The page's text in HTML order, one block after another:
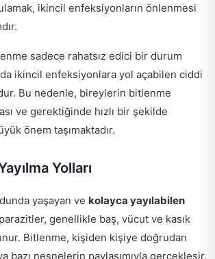
ikincil enfeksiyonların önlenmesi
sadece rahatsız edici bir durum
ikincil enfeksiyonlara yol açabilen ciddi
Bu nedenle, bireylerin bitlenme
ve gerektiğinde hızlı bir şekilde
önem taşımaktadır.
Yolları
yaşayan ve kolayca yayılabilen
genellikle baş, vücut ve kasık
Bitlenme, kişiden kişiye doğrudan
bazı nesnelerin paylaşımıyla gerçekleşir.